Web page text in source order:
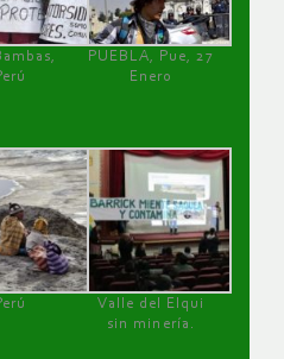
PUEBLA, Pue, 27
Enero
Valle del Elqui
sin minería.